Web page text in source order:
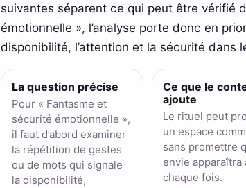
suivantes séparent ce qui peut être vérifié
émotionnelle », l’analyse porte donc en
disponibilité, l’attention et la sécurité dans
La question précise
Pour « Fantasme et
sécurité émotionnelle »,
il faut d’abord examiner
la répétition de gestes
ou de mots qui signale
la disponibilité,
Ce que le
ajoute
Le rituel peut
un espace
sans promettre
envie apparaîtra
chaque fois.